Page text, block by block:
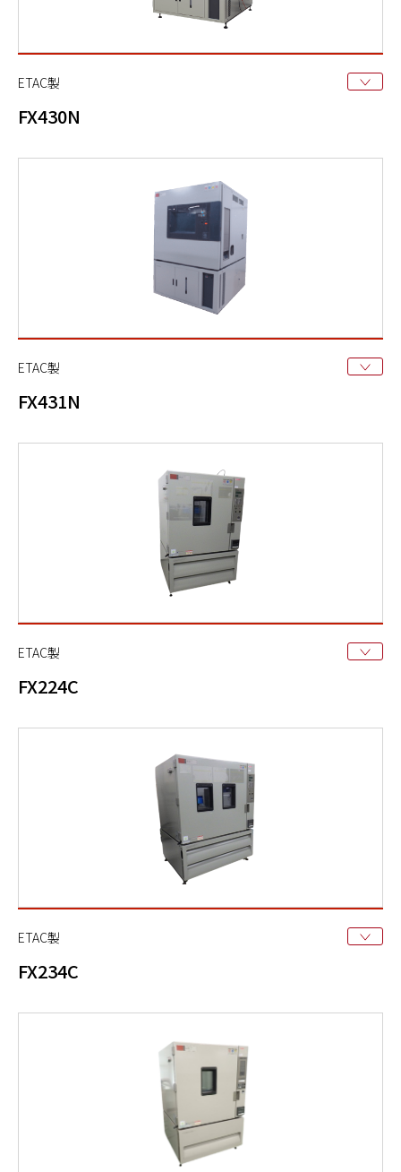
ETAC製
FX430N
ETAC製
FX431N
ETAC製
FX224C
ETAC製
FX234C